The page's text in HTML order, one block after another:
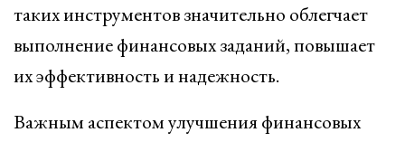
таких инструментов значительно облегчает
выполнение финансовых заданий, повышает
их эффективность и надежность.
Важным аспектом улучшения финансовых